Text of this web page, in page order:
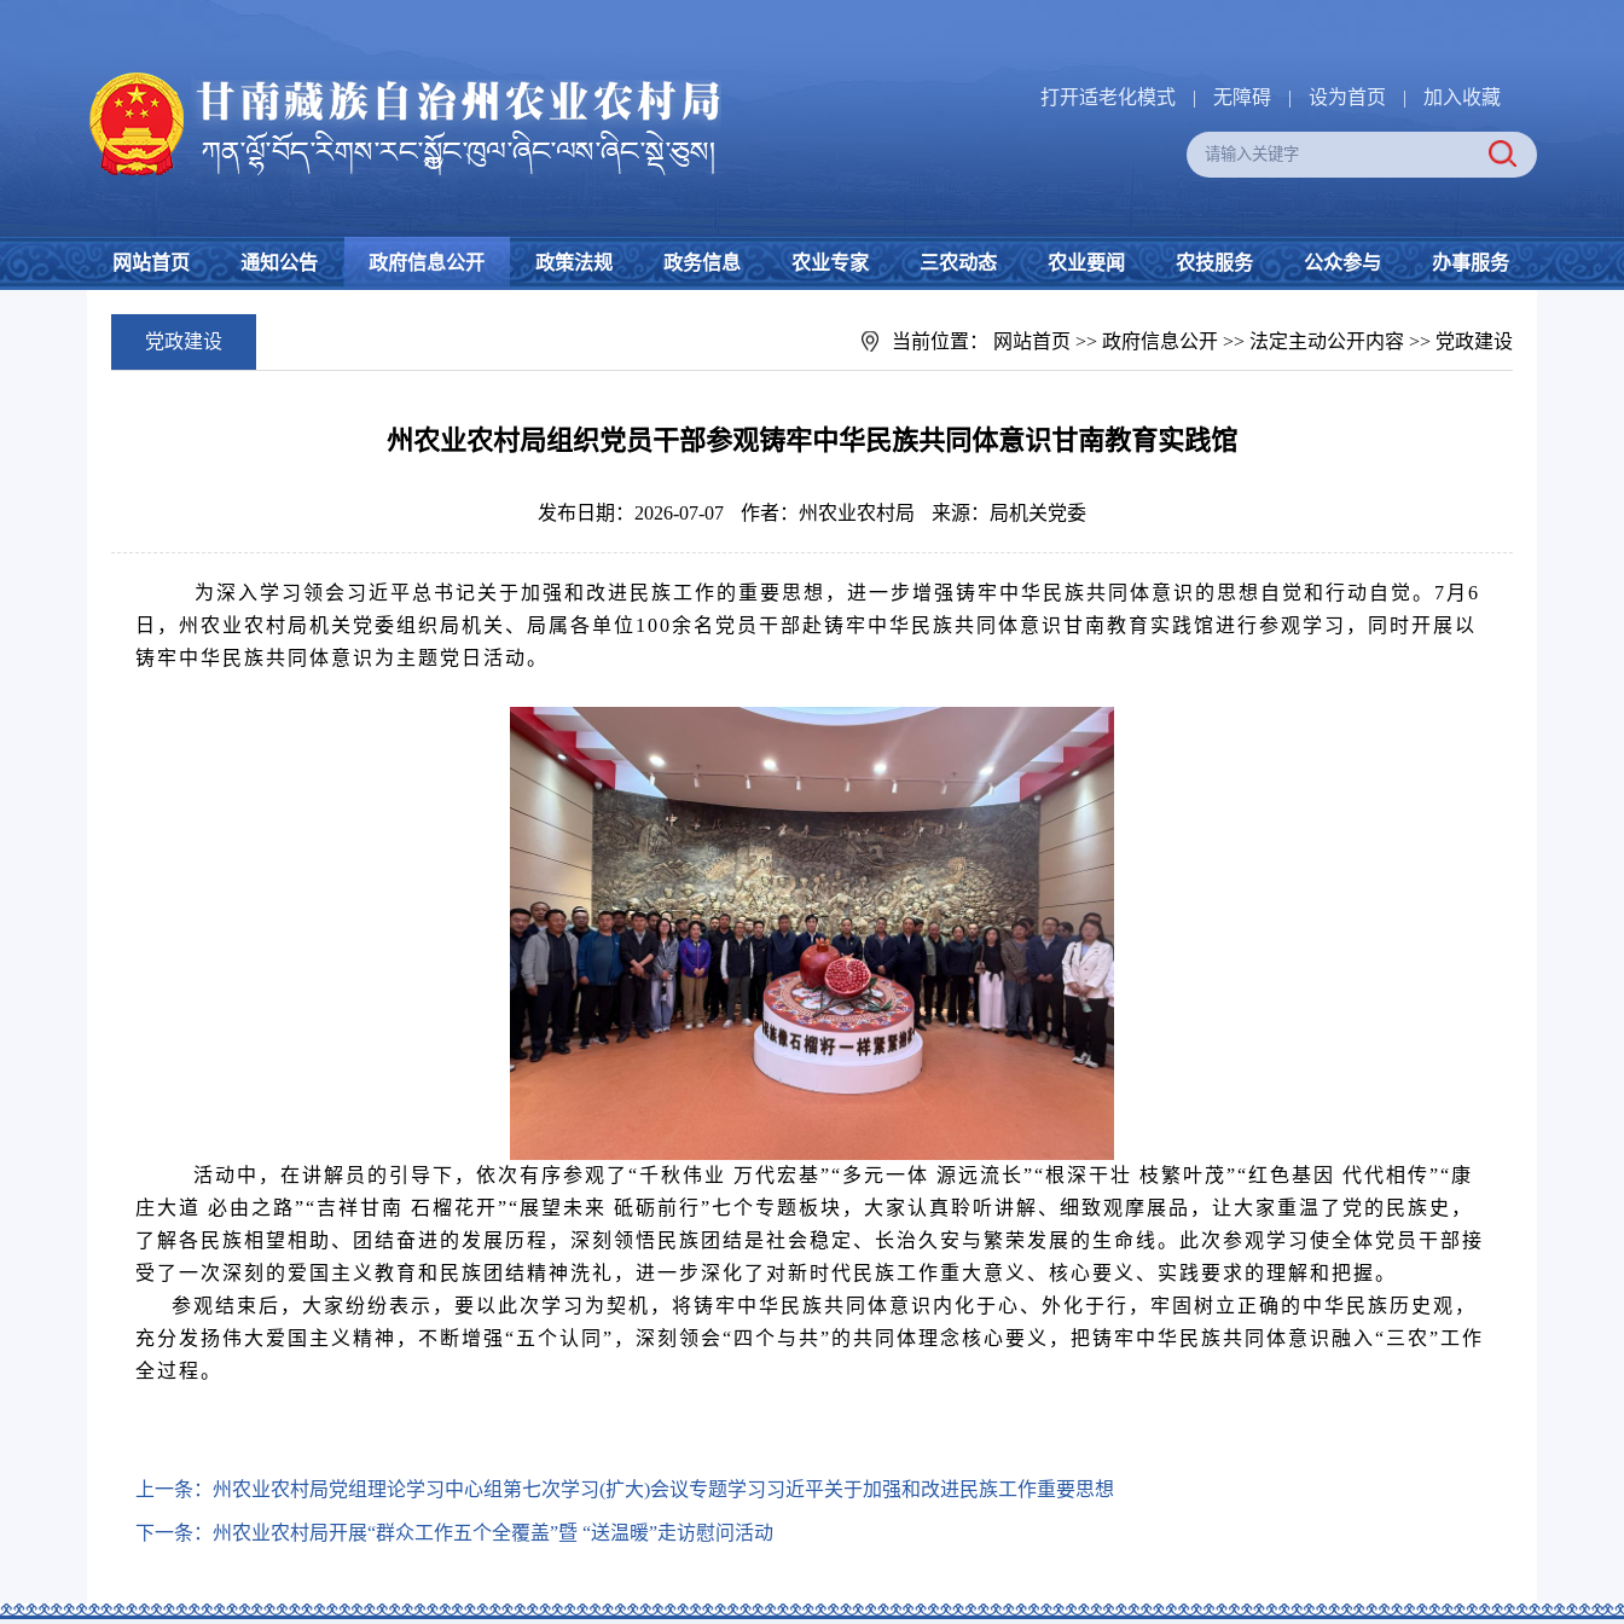
打开适老化模式 | 无障碍 | 设为首页 | 加入收藏
网站首页 通知公告 政府信息公开 政策法规 政务信息 农业专家 三农动态 农业要闻 农技服务 公众参与 办事服务
党政建设 当前位置： 网站首页 >> 政府信息公开 >> 法定主动公开内容 >> 党政建设
州农业农村局组织党员干部参观铸牢中华民族共同体意识甘南教育实践馆
发布日期：2026-07-07 作者：州农业农村局 来源：局机关党委
为深入学习领会习近平总书记关于加强和改进民族工作的重要思想，进一步增强铸牢中华民族共同体意识的思想自觉和行动自觉。7月6
日，州农业农村局机关党委组织局机关、局属各单位100余名党员干部赴铸牢中华民族共同体意识甘南教育实践馆进行参观学习，同时开展以
铸牢中华民族共同体意识为主题党日活动。
活动中，在讲解员的引导下，依次有序参观了“千秋伟业 万代宏基”“多元一体 源远流长”“根深干壮 枝繁叶茂”“红色基因 代代相传”“康
庄大道 必由之路”“吉祥甘南 石榴花开”“展望未来 砥砺前行”七个专题板块，大家认真聆听讲解、细致观摩展品，让大家重温了党的民族史，
了解各民族相望相助、团结奋进的发展历程，深刻领悟民族团结是社会稳定、长治久安与繁荣发展的生命线。此次参观学习使全体党员干部接
受了一次深刻的爱国主义教育和民族团结精神洗礼，进一步深化了对新时代民族工作重大意义、核心要义、实践要求的理解和把握。
参观结束后，大家纷纷表示，要以此次学习为契机，将铸牢中华民族共同体意识内化于心、外化于行，牢固树立正确的中华民族历史观，
充分发扬伟大爱国主义精神，不断增强“五个认同”，深刻领会“四个与共”的共同体理念核心要义，把铸牢中华民族共同体意识融入“三农”工作
全过程。
上一条： 州农业农村局党组理论学习中心组第七次学习(扩大)会议专题学习习近平关于加强和改进民族工作重要思想
下一条： 州农业农村局开展“群众工作五个全覆盖”暨 “送温暖”走访慰问活动